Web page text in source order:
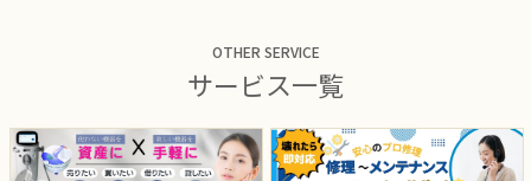
OTHER SERVICE
サービス一覧